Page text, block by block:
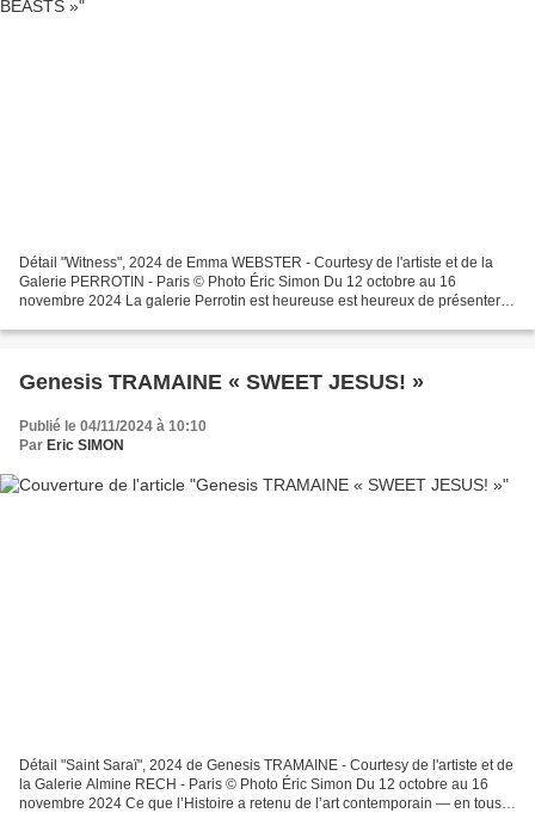
Détail "Witness", 2024 de Emma WEBSTER - Courtesy de l'artiste et de la
Galerie PERROTIN - Paris © Photo Éric Simon Du 12 octobre au 16
novembre 2024 La galerie Perrotin est heureuse est heureux de présenter
Genesis TRAMAINE « SWEET JESUS! »
Publié le 04/11/2024 à 10:10
Par Eric SIMON
Détail "Saint Saraï", 2024 de Genesis TRAMAINE - Courtesy de l'artiste et de
la Galerie Almine RECH - Paris © Photo Éric Simon Du 12 octobre au 16
novembre 2024 Ce que l’Histoire a retenu de l’art contemporain — en tous